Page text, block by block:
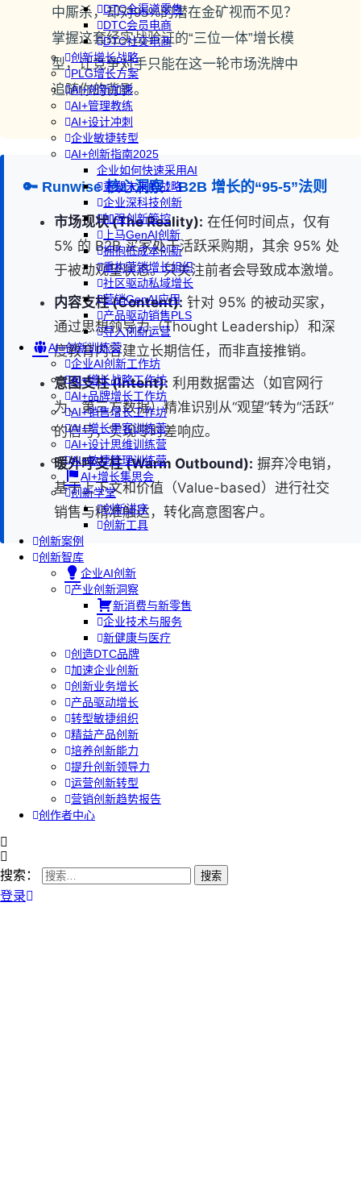
DTC全渠道零售
DTC会员电商
DTC社交电商
创新增长战略
PLG增长方案
AI+创新加速
AI+管理教练
AI+设计冲刺
企业敏捷转型
AI+创新指南2025
企业如何快速采用AI
重塑未来的战略
企业深科技创新
加强创新管控
上马GenAI创新
拥抱低成本创新
重构营销增长组织
社区驱动私域增长
营销GenAI应用
产品驱动销售PLS
导入创新运营
AI+创新训练营
企业AI创新工作坊
AI+增长战略工作坊
AI+品牌增长工作坊
AI+销售增长工作坊
AI+增长黑客训练营
AI+设计思维训练营
AI+敏捷管理训练营
AI+增长集思会
创新学堂
创新讲座
创新工具
创新案例
创新智库
企业AI创新
产业创新洞察
新消费与新零售
企业技术与服务
新健康与医疗
创造DTC品牌
加速企业创新
创新业务增长
产品驱动增长
转型敏捷组织
精益产品创新
培养创新能力
提升创新领导力
运营创新转型
营销创新趋势报告
创作者中心
搜索：
登录
中厮杀，却对95%的潜在金矿视而不见？
掌握这套经实战验证的“三位一体”增长模
型，让竞争对手只能在这一轮市场洗牌中
追随你的背影。
🔑 Runwise 核心洞察：B2B 增长的“95-5”法则
市场现状 (The Reality): 在任何时间点，仅有
5% 的 B2B 买家处于活跃采购期，其余 95% 处
于被动观望状态。只关注前者会导致成本激增。
内容支柱 (Content): 针对 95% 的被动买家，
通过思想领导力（Thought Leadership）和深
度教育内容建立长期信任，而非直接推销。
意图支柱 (Intent): 利用数据雷达（如官网行
为、第三方数据）精准识别从“观望”转为“活跃”
的信号，实现零时差响应。
暖外呼支柱 (Warm Outbound): 摒弃冷电销，
基于上下文和价值（Value-based）进行社交
销售与精准触达，转化高意图客户。